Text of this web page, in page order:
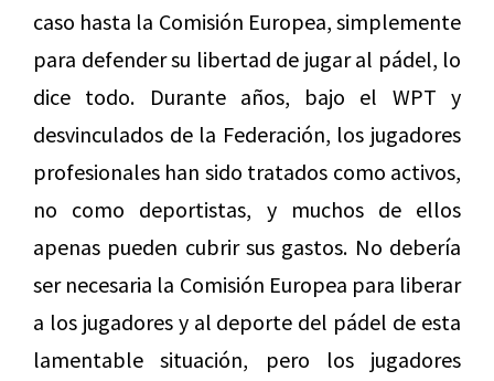
caso hasta la Comisión Europea, simplemente
para defender su libertad de jugar al pádel, lo
dice todo. Durante años, bajo el WPT y
desvinculados de la Federación, los jugadores
profesionales han sido tratados como activos,
no como deportistas, y muchos de ellos
apenas pueden cubrir sus gastos. No debería
ser necesaria la Comisión Europea para liberar
a los jugadores y al deporte del pádel de esta
lamentable situación, pero los jugadores